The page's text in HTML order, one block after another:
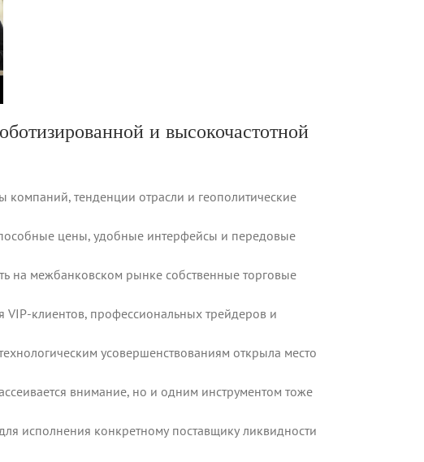
и высокочастотной
компаний, тенденции отрасли и геополитические
цены, удобные интерфейсы и передовые
на межбанковском рынке собственные торговые
VIP-клиентов, профессиональных трейдеров и
усовершенствованиям открыла место
внимание, но и одним инструментом тоже
исполнения конкретному поставщику ликвидности